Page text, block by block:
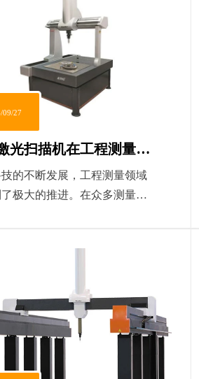
09/27
光扫描机在工程测量中
与优势
技的不断发展，工程测量领域
极大的推进。在众多测量工
的应用及其优势。